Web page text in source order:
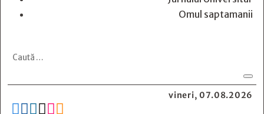
Omul saptamanii
vineri, 07.08.2026
     